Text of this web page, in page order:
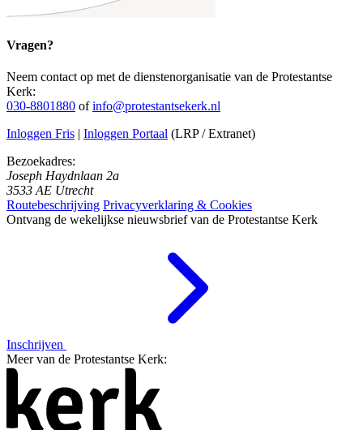
Vragen?
Neem contact op met de dienstenorganisatie van de Protestantse
Kerk:
030-8801880 ofinfo@protestantsekerk.nl
Inloggen Fris | Inloggen Portaal (LRP / Extranet)
Bezoekadres:
Joseph Haydnlaan 2a
3533 AE Utrecht
Routebeschrijving Privacyverklaring & Cookies
Ontvang de wekelijkse nieuwsbrief van de Protestantse Kerk
Inschrijven
Meer van de Protestantse Kerk: